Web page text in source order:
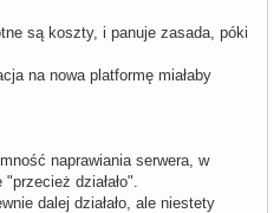
są koszty, i panuje zasada, póki
na nowa platformę miałaby
naprawiania serwera, w
działało".
dalej działało, ale niestety